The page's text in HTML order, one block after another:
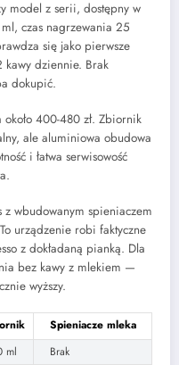
model z serii, dostępny w
czas nagrzewania 25
się jako pierwsze
kawy dziennie. Brak
dokupić.
400-480 zł. Zbiornik
ale aluminiowa obudowa
i łatwa serwisowość
wbudowanym spieniaczem
urządzenie robi faktyczne
z dokładaną pianką. Dla
bez kawy z mlekiem —
wyższy.
Spieniacze mleka
ml
Brak